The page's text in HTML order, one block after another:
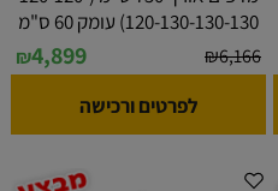
120-130-130-130) עומק 60 ס"מ
₪6,166
₪4,899
לפרטים ורכישה